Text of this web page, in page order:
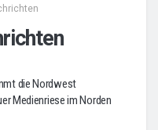
die Nordwest
Medienriese im Norden